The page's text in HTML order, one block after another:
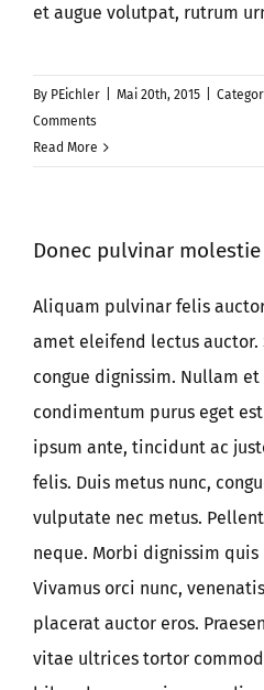
et augue volutpat, rutrum
By PEichler Mai 20th, 2015
Comments
Read More
Donec pulvinar molestie
Aliquam pulvinar felis
amet eleifend lectus auctor.
congue dignissim. Nullam
condimentum purus eget
ipsum ante, tincidunt ac
felis. Duis metus nunc,
vulputate nec metus.
neque. Morbi dignissim
Vivamus orci nunc,
placerat auctor eros.
vitae ultrices tortor